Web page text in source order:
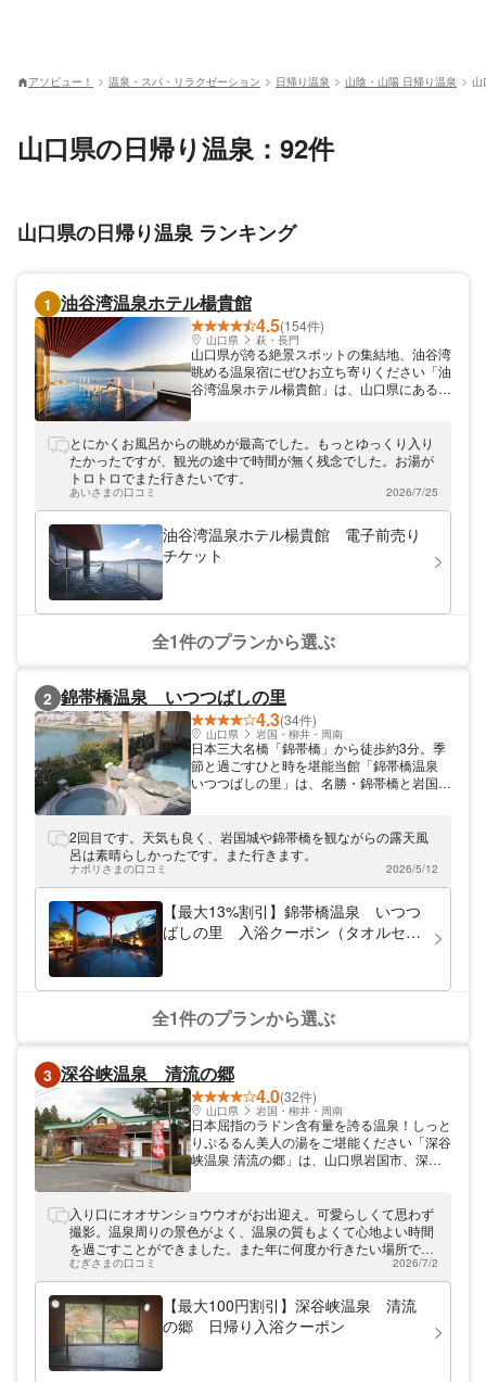
アソビュー！ 温泉・スパ・リラクゼーション 日帰り温泉 山陰・山陽 日帰り温泉 山
山口県の日帰り温泉：92件
山口県の日帰り温泉 ランキング
1 油谷湾温泉ホテル楊貴館
4.5(154件)
山口県 萩・長門
山口県が誇る絶景スポットの集結地、油谷湾
眺める温泉宿にぜひお立ち寄りください「油
谷湾温泉ホテル楊貴館」は、山口県にある油
山陰本線「伊上駅」から送迎バスも出してお
ります（要予約）。観光で大人気の絶景スポ
ットである、「角島」「元乃隅神社」「千畳
敷」などからアクセス抜群の当館、是非ご休
憩などにご利用ください。
とにかくお風呂からの眺めが最高でした。もっとゆっくり入り
たかったですが、観光の途中で時間が無く残念でした。お湯が
トロトロでまた行きたいです。
あいさまの口コミ 2026/7/25
油谷湾温泉ホテル楊貴館 電子前売り
チケット
全1件のプランから選ぶ
2 錦帯橋温泉 いつつばしの里
4.3(34件)
山口県 岩国・柳井・周南
日本三大名橋「錦帯橋」から徒歩約3分。季
節と過ごすひと時を堪能当館「錦帯橋温泉
いつつばしの里」は、名勝・錦帯橋と岩国城
過ごしやすい涼み処など、まったりと癒され
る特別なひと時をお過ごしいただけます。日
帰りでのご利用もOK！レストランやダイニ
ングもご利用いただけますので、どうぞお気
軽にお越しください。
2回目です。天気も良く、岩国城や錦帯橋を観ながらの露天風
呂は素晴らしかったです。また行きます。
ナポリさまの口コミ 2026/5/12
【最大13%割引】錦帯橋温泉 いつつ
ばしの里 入浴クーポン（タオルセッ
全1件のプランから選ぶ
3 深谷峡温泉 清流の郷
4.0(32件)
山口県 岩国・柳井・周南
日本屈指のラドン含有量を誇る温泉！しっと
りぷるるん美人の湯をご堪能ください「深谷
峡温泉 清流の郷」は、山口県岩国市、深谷
塩化物を含む温泉をお楽しみいただけます。
メニュー豊富なレストランやログコテージ、
ふれあい農園で野菜収穫体験など、都会には
ない大自然を体験できますよ。どうぞお越し
ください。
入り口にオオサンショウウオがお出迎え。可愛らしくて思わず
撮影。温泉周りの景色がよく、温泉の質もよくて心地よい時間
を過ごすことができました。また年に何度か行きたい場所で
す。家族でほっこりゆったりと出来てよかったです(^^)♪
むぎさまの口コミ 2026/7/2
【最大100円割引】深谷峡温泉 清流
の郷 日帰り入浴クーポン